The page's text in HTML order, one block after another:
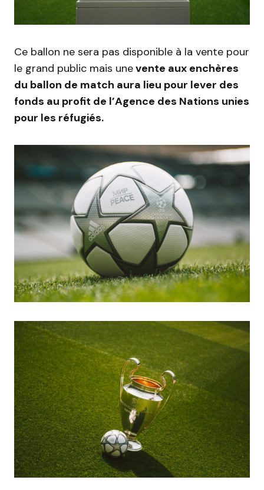
Ce ballon ne sera pas disponible à la vente pour
le grand public mais unevente aux enchères
du ballon de match aura lieu pour lever des
fonds au profit de l’Agence des Nations unies
pour les réfugiés.